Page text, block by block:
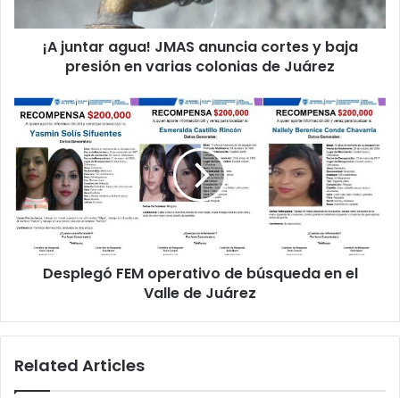
presión
de
Juárez
¡A juntar agua! JMAS anuncia cortes y baja
presión en varias colonias de Juárez
Desplegó
FEM
operativo
de
búsqueda
en
el
Valle
JuárezDesplegó FEM operativo de búsqueda en el
Valle de Juárez
Related Articles